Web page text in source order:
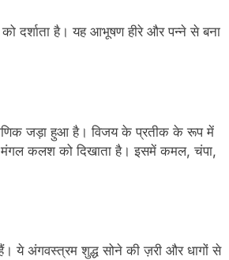
दर्शाता है। यह आभूषण हीरे और पन्ने से बना
जड़ा हुआ है। विजय के प्रतीक के रूप में
कलश को दिखाता है। इसमें कमल, चंपा,
ये अंगवस्त्रम शुद्ध सोने की ज़री और धागों से